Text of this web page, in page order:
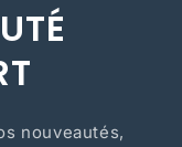
nouveautés,